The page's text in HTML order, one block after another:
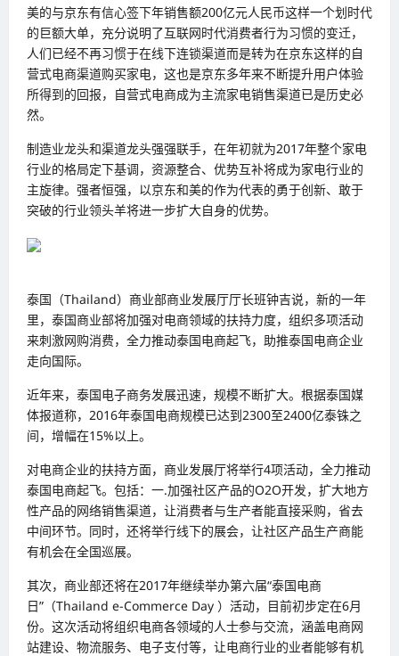
美的与京东有信心签下年销售额200亿元人民币这样一个划时代
的巨额大单，充分说明了互联网时代消费者行为习惯的变迁，
人们已经不再习惯于在线下连锁渠道而是转为在京东这样的自
营式电商渠道购买家电，这也是京东多年来不断提升用户体验
所得到的回报，自营式电商成为主流家电销售渠道已是历史必
然。
制造业龙头和渠道龙头强强联手，在年初就为2017年整个家电
行业的格局定下基调，资源整合、优势互补将成为家电行业的
主旋律。强者恒强，以京东和美的作为代表的勇于创新、敢于
突破的行业领头羊将进一步扩大自身的优势。
泰国（Thailand）商业部商业发展厅厅长班钟吉说，新的一年
里，泰国商业部将加强对电商领域的扶持力度，组织多项活动
来刺激网购消费，全力推动泰国电商起飞，助推泰国电商企业
走向国际。
近年来，泰国电子商务发展迅速，规模不断扩大。根据泰国媒
体报道称，2016年泰国电商规模已达到2300至2400亿泰铢之
间，增幅在15%以上。
对电商企业的扶持方面，商业发展厅将举行4项活动，全力推动
泰国电商起飞。包括：一.加强社区产品的O2O开发，扩大地方
性产品的网络销售渠道，让消费者与生产者能直接采购，省去
中间环节。同时，还将举行线下的展会，让社区产品生产商能
有机会在全国巡展。
其次，商业部还将在2017年继续举办第六届“泰国电商
日”（Thailand e-Commerce Day ）活动，目前初步定在6月
份。这次活动将组织电商各领域的人士参与交流，涵盖电商网
站建设、物流服务、电子支付等，让电商行业的业者能够有机